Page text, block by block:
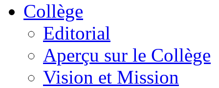
Collège
Editorial
Aperçu sur le Collège
Vision et Mission